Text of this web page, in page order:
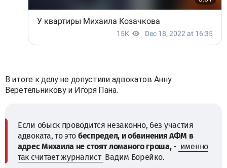
В итоге к делу не допустили адвокатов Анну
Веретельникову и Игоря Пана.
Если обыск проводится незаконно, без участия
адвоката, то это беспредел, и обвинения АФМ в
адрес Михаила не стоят ломаного гроша,- именно
так считает журналист Вадим Борейко.